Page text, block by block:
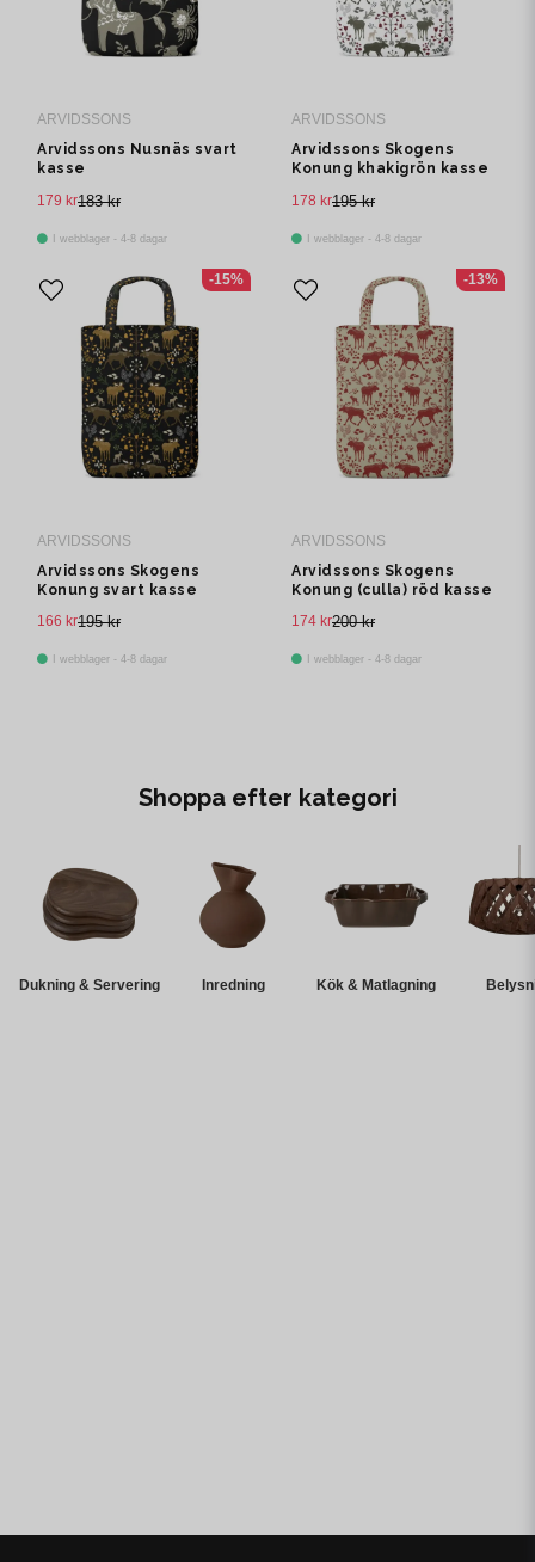
ARVIDSSONS
Arvidssons Nusnäs svart
kasse
183 kr
179 kr
I webblager - 4-8 dagar
ARVIDSSONS
Arvidssons Skogens
Konung khakigrön kasse
195 kr
178 kr
I webblager - 4-8 dagar
ARVIDSSONS
Arvidssons Skogens
Konung svart kasse
195 kr
166 kr
I webblager - 4-8 dagar
-15%
ARVIDSSONS
Arvidssons Skogens
Konung (culla) röd kasse
200 kr
174 kr
I webblager - 4-8 dagar
-13%
Shoppa efter kategori
Dukning & Servering Inredning Kök & Matlagning